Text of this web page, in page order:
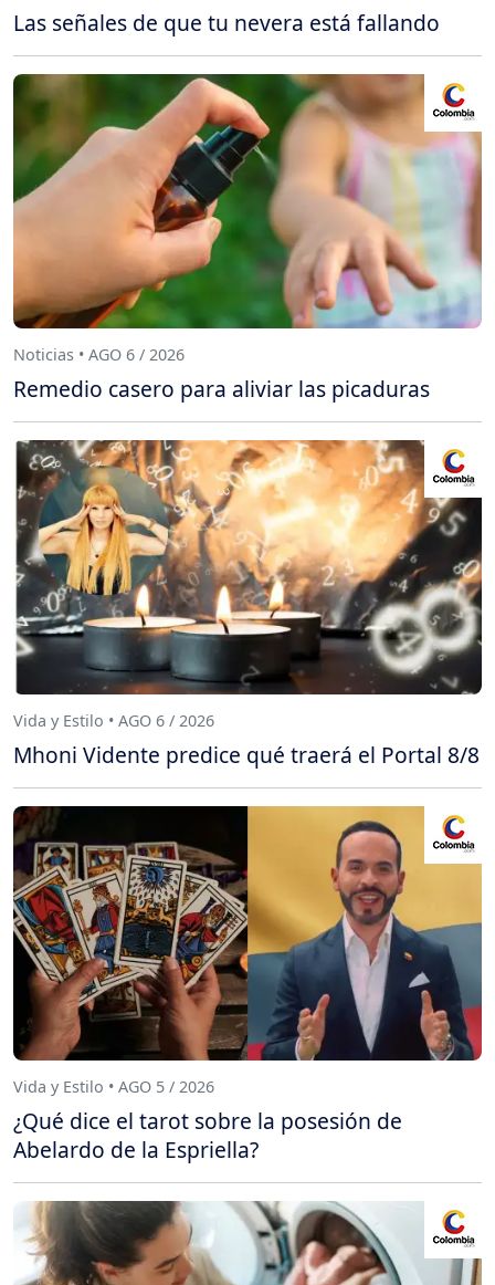
Las señales de que tu nevera está fallando
Noticias • AGO 6 / 2026
Remedio casero para aliviar las picaduras
Vida y Estilo • AGO 6 / 2026
Mhoni Vidente predice qué traerá el Portal 8/8
Vida y Estilo • AGO 5 / 2026
¿Qué dice el tarot sobre la posesión de
Abelardo de la Espriella?